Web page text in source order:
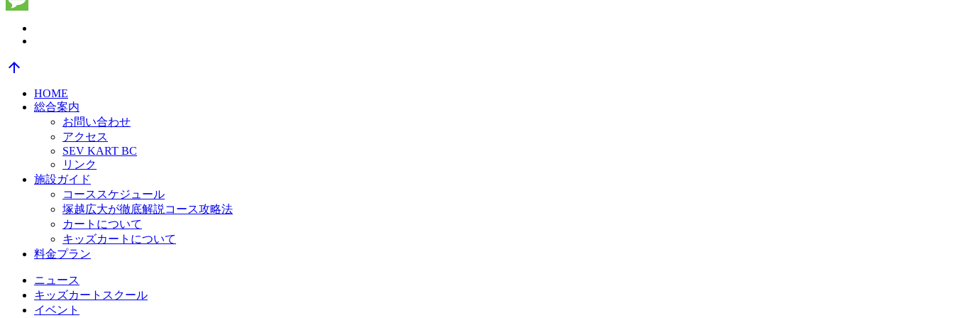
arrow_upward
HOME
総合案内
お問い合わせ
アクセス
SEV KART BC
リンク
施設ガイド
コーススケジュール
塚越広大が徹底解説コース攻略法
カートについて
キッズカートについて
料金プラン
ニュース
キッズカートスクール
イベント